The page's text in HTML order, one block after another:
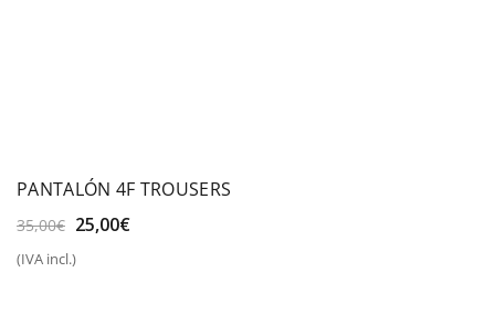
PANTALÓN 4F TROUSERS
35,00€ El
original
25,00€El
(IVA incl.)